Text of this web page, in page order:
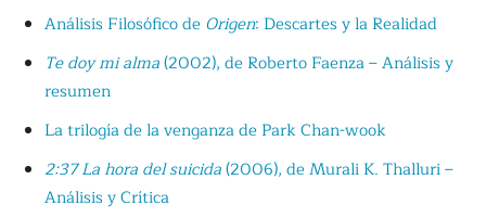
Análisis Filosófico de Origen: Descartes y la Realidad
Te doy mi alma(2002), de Roberto Faenza – Análisis y
resumen
La trilogía de la venganza de Park Chan-wook
2:37 La hora del suicida(2006), de Murali K. Thalluri –
Análisis y Crítica